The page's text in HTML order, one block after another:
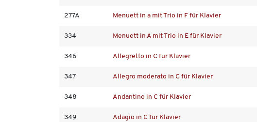
277A Menuett in a mit Trio in F für Klavier
334 Menuett in A mit Trio in E für Klavier
346 Allegretto in C für Klavier
347 Allegro moderato in C für Klavier
348 Andantino in C für Klavier
349 Adagio in C für Klavier